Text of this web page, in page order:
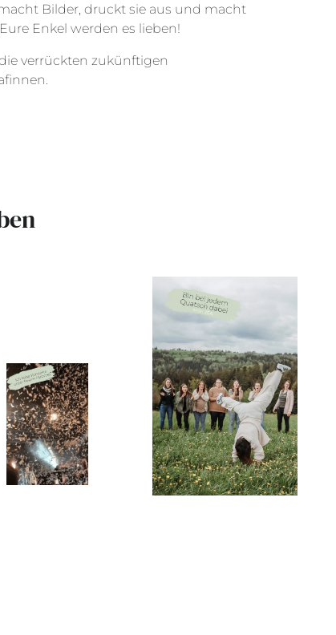
Bilder, druckt sie aus und macht
Enkel werden es lieben!
die verrückten zukünftigen